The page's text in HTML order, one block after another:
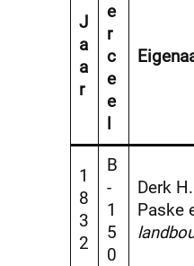
J
a
a
r
e
r
c
e
e
l
1
8
3
2
B
-
1
5
0
Derk
Paske